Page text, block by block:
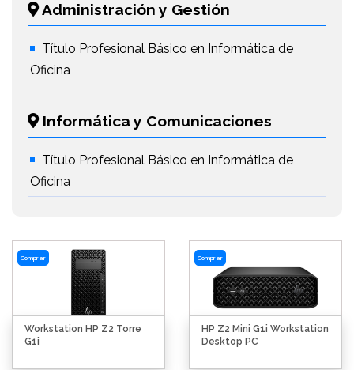
Administración y Gestión
Título Profesional Básico en Informática de
Oficina
Informática y Comunicaciones
Título Profesional Básico en Informática de
Oficina
Comprar
Workstation HP Z2 Torre
G1i
Comprar
HP Z2 Mini G1i Workstation
Desktop PC